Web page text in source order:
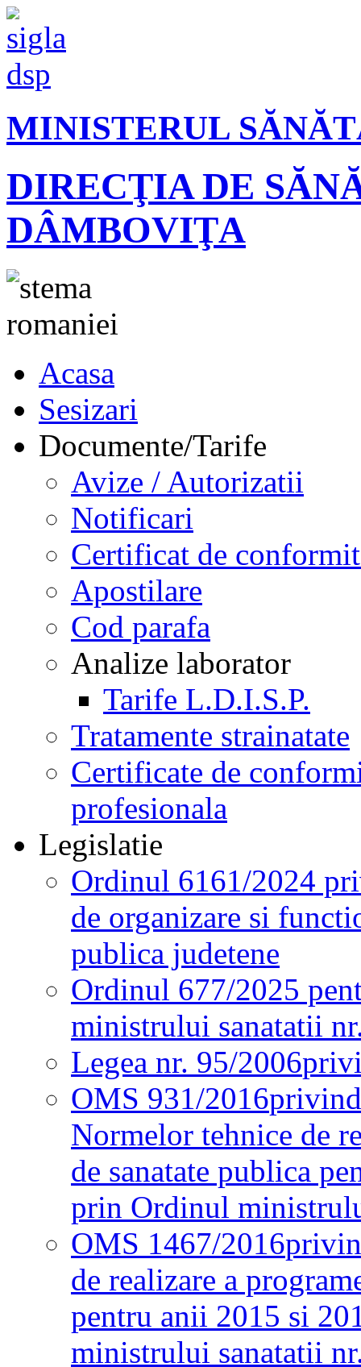
MINISTERUL
DIRECŢIA DE
DÂMBOVIŢA
Acasa
Sesizari
Documente/Tarife
Avize / Autorizatii
Notificari
Certificat de
Apostilare
Cod parafa
Analize laborator
Tarife L.D.I.S.P.
Tratamente strainatate
Certificate de
profesionala
Legislatie
Ordinul 6161/2024
de organizare si
publica judetene
Ordinul 677/2025
ministrului sanatatii
Legea nr. 95/2006
OMS 931/2016
Normelor tehnice de
de sanatate publica
prin Ordinul
OMS 1467/2016
de realizare a
pentru anii 2015 si
ministrului sanatatii